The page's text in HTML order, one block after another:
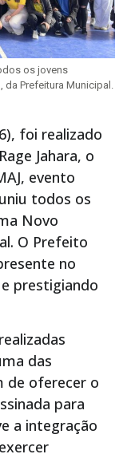
os jovens
Prefeitura Municipal.
foi realizado
Jahara, o
evento
todos os
Novo
O Prefeito
no
prestigiando
das
de oferecer o
para
a integração